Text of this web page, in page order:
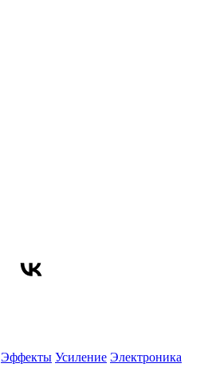
Эффекты Усиление Электроника